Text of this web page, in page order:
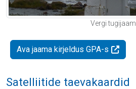
Vergi tugijaam
Ava jaama kirjeldus GPA-s
Satelliitide taevakaardid